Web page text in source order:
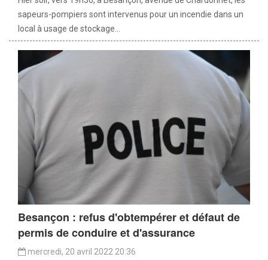
sapeurs-pompiers sont intervenus pour un incendie dans un
local à usage de stockage...
Besançon : refus d'obtempérer et défaut de
permis de conduire et d'assurance
mercredi, 20 avril 2022 20:36